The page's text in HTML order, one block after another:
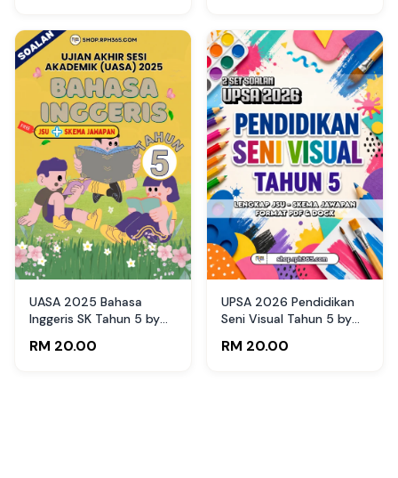
UASA 2025 Bahasa
Inggeris SK Tahun 5 by
RM 20.00
UPSA 2026 Pendidikan
Seni Visual Tahun 5 by
RM 20.00